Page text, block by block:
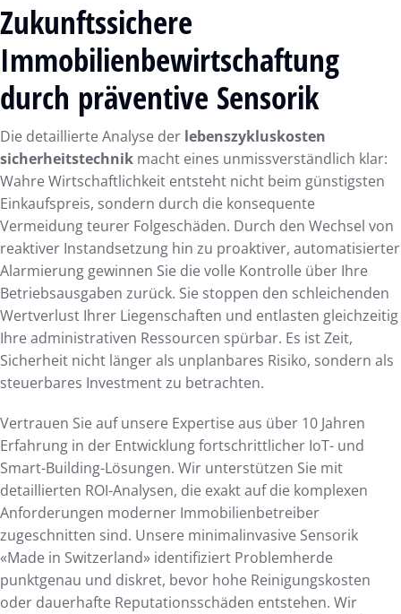
Zukunftssichere
Immobilienbewirtschaftung
durch präventive Sensorik
Die detaillierte Analyse der lebenszykluskosten
sicherheitstechnik macht eines unmissverständlich klar:
Wahre Wirtschaftlichkeit entsteht nicht beim günstigsten
Einkaufspreis, sondern durch die konsequente
Vermeidung teurer Folgeschäden. Durch den Wechsel von
reaktiver Instandsetzung hin zu proaktiver, automatisierter
Alarmierung gewinnen Sie die volle Kontrolle über Ihre
Betriebsausgaben zurück. Sie stoppen den schleichenden
Wertverlust Ihrer Liegenschaften und entlasten gleichzeitig
Ihre administrativen Ressourcen spürbar. Es ist Zeit,
Sicherheit nicht länger als unplanbares Risiko, sondern als
steuerbares Investment zu betrachten.
Vertrauen Sie auf unsere Expertise aus über 10 Jahren
Erfahrung in der Entwicklung fortschrittlicher IoT- und
Smart-Building-Lösungen. Wir unterstützen Sie mit
detaillierten ROI-Analysen, die exakt auf die komplexen
Anforderungen moderner Immobilienbetreiber
zugeschnitten sind. Unsere minimalinvasive Sensorik
«Made in Switzerland» identifiziert Problemherde
punktgenau und diskret, bevor hohe Reinigungskosten
oder dauerhafte Reputationsschäden entstehen. Wir